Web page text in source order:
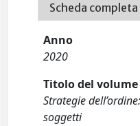
Scheda completa
Anno
2020
Titolo del volume
Strategie
soggetti